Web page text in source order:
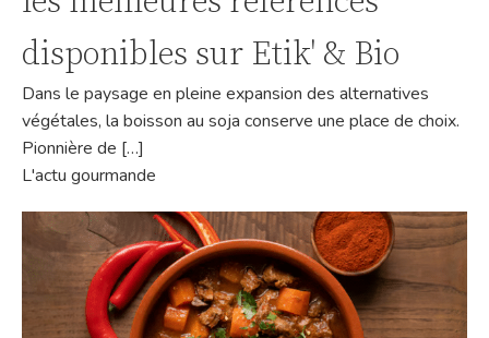
disponibles sur Etik' & Bio
Dans le paysage en pleine expansion des alternatives
végétales, la boisson au soja conserve une place de choix.
Pionnière de […]
L'actu gourmande